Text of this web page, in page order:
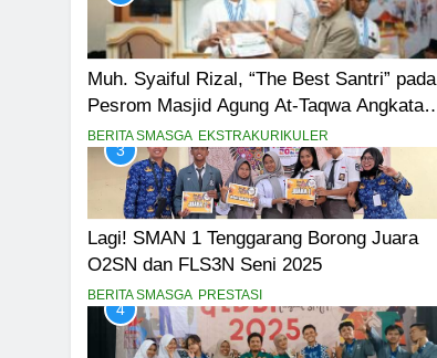
Muh. Syaiful Rizal, “The Best Santri” pada
Pesrom Masjid Agung At-Taqwa Angkatan
45
BERITA SMASGA EKSTRAKURIKULER
3
Lagi! SMAN 1 Tenggarang Borong Juara
O2SN dan FLS3N Seni 2025
BERITA SMASGA PRESTASI
4